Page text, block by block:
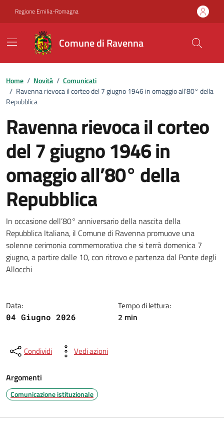
Regione Emilia-Romagna
Comune di Ravenna
Home / Novità / Comunicati
/ Ravenna rievoca il corteo del 7 giugno 1946 in omaggio all’80° della
Repubblica
Ravenna rievoca il corteo
del 7 giugno 1946 in
omaggio all’80° della
Repubblica
Dettagli della notizia
In occasione dell’80° anniversario della nascita della
Repubblica Italiana, il Comune di Ravenna promuove una
solenne cerimonia commemorativa che si terrà domenica 7
giugno, a partire dalle 10, con ritrovo e partenza dal Ponte degli
Allocchi
Data:
04 Giugno 2026
Tempo di lettura:
2 min
Condividi Vedi azioni
Argomenti
Comunicazione istituzionale